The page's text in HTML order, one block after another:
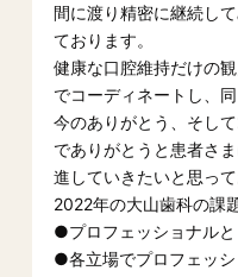
間に渡り精密に継続し
ております。
健康な口腔維持だけの
でコーディネートし、
今のありがとう、そし
でありがとうと患者さ
進していきたいと思って
2022年の大山歯科の課題
●プロフェッショナル
●各立場でプロフェッ